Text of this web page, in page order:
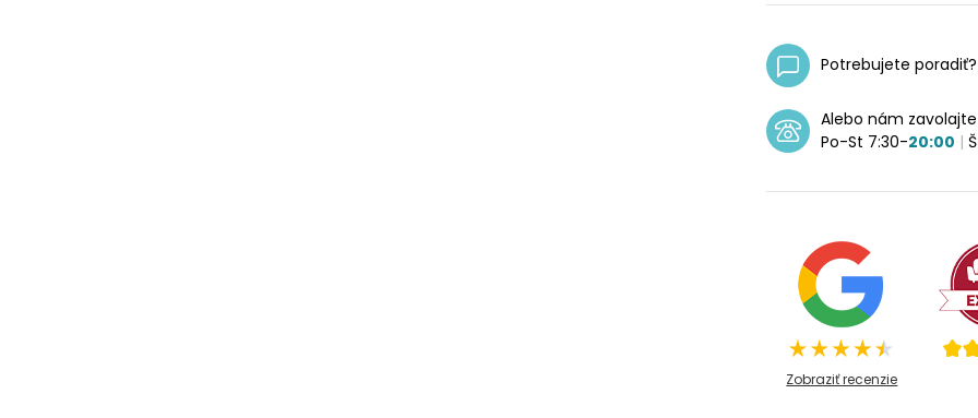
Potrebujete poradiť?
Alebo nám
Po-St 7:30-20:00 |
Zobraziť recenzie